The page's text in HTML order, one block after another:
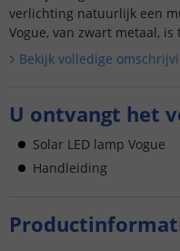
verlichting natuurlijk een
Vogue, van zwart metaal,
Bekijk volledige
U ontvangt het
Solar LED lamp Vogue
Handleiding